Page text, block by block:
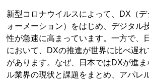
新型コロナウイルスによって、DX（
ォーメーション）をはじめ、デジタル
性が急速に高まっています。一方で、
において、DXの推進が世界に比べ遅
があります。なぜ、日本ではDXが進
ル業界の現状と課題をまとめ、アパレ